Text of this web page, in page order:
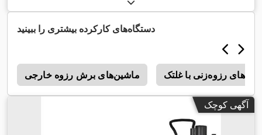
دستگاه‌های کارکرده بیشتری را ببینید
ماشین‌های برش رزوه خارجی رزوه‌زنی با غلتک
آگهی کوچک